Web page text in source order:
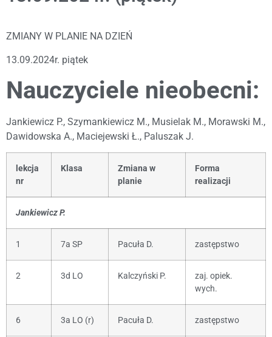
ZMIANY W PLANIE NA DZIEŃ
13.09.2024r. piątek
Nauczyciele nieobecni:
Jankiewicz P., Szymankiewicz M., Musielak M., Morawski M.,
Dawidowska A., Maciejewski Ł., Paluszak J.
lekcja
nr
Klasa
Zmiana w
planie
Forma
realizacji
Jankiewicz P.
1 7a SP Pacuła D. zastępstwo
2 3d LO Kalczyński P.
zaj. opiek.
wych.
6 3a LO (r) Pacuła D. zastępstwo